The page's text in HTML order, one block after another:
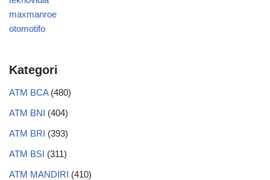
maxmanroe
otomotifo
Kategori
ATM BCA(480)
ATM BNI (404)
ATM BRI (393)
ATM BSI (311)
ATM MANDIRI (410)